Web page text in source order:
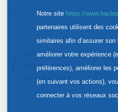
Lancement
d’octobre rose au
Notre site https://
partenaires utilisent des
similaires afin d’assurer son
améliorer votre expérience
préférences), améliorer les
(en suivant vos actions),
connecter à vos réseaux